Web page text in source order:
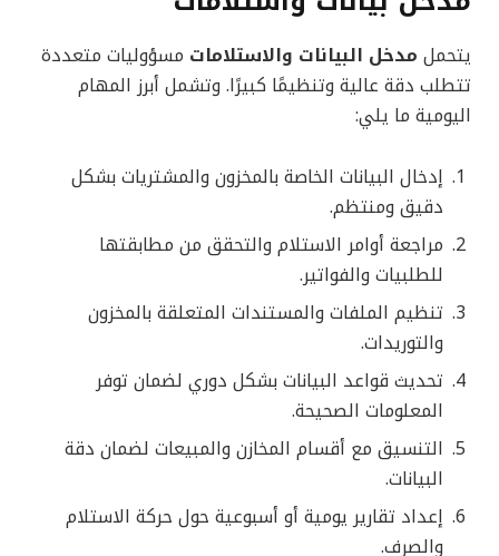
يتحمل مدخل البيانات والاستلامات مسؤوليات متعددة
تتطلب دقة عالية وتنظيمًا كبيرًا. وتشمل أبرز المهام
اليومية ما يلي:
إدخال البيانات الخاصة بالمخزون والمشتريات بشكل
دقيق ومنتظم.
مراجعة أوامر الاستلام والتحقق من مطابقتها
للطلبيات والفواتير.
تنظيم الملفات والمستندات المتعلقة بالمخزون
والتوريدات.
تحديث قواعد البيانات بشكل دوري لضمان توفر
المعلومات الصحيحة.
التنسيق مع أقسام المخازن والمبيعات لضمان دقة
البيانات.
إعداد تقارير يومية أو أسبوعية حول حركة الاستلام
والصرف.